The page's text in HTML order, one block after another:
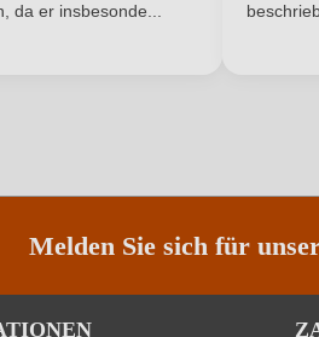
Ja
da er insbesonde...
Melden Sie sich für